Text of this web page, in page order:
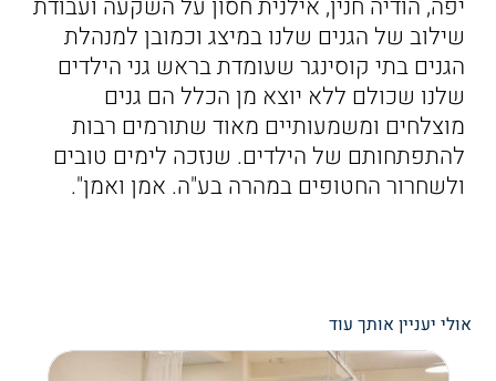
יפה, הודיה חנין, אילנית חסון על השקעה ועבודת
שילוב של הגנים שלנו במיצג וכמובן למנהלת
הגנים בתי קוסינגר שעומדת בראש גני הילדים
שלנו שכולם ללא יוצא מן הכלל הם גנים
מוצלחים ומשמעותיים מאוד שתורמים רבות
להתפתחותם של הילדים. שנזכה לימים טובים
ולשחרור החטופים במהרה בע"ה. אמן ואמן".
אולי יעניין אותך עוד